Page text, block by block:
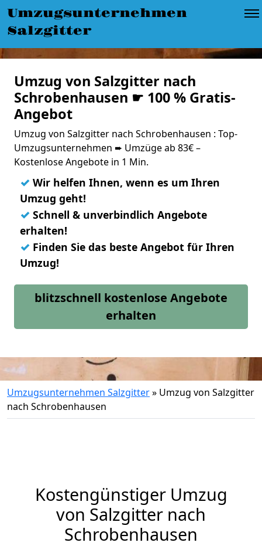
Umzugsunternehmen
Salzgitter
Umzug von Salzgitter nach
Schrobenhausen ☛ 100 % Gratis-
Angebot
Umzug von Salzgitter nach Schrobenhausen : Top-
Umzugsunternehmen ➨ Umzüge ab 83€ –
Kostenlose Angebote in 1 Min.
✓ Wir helfen Ihnen, wenn es um Ihren
Umzug geht!
✓ Schnell & unverbindlich Angebote
erhalten!
✓ Finden Sie das beste Angebot für Ihren
Umzug!
blitzschnell kostenlose Angebote
erhalten
Umzugsunternehmen Salzgitter» Umzug von Salzgitter
nach Schrobenhausen
Kostengünstiger Umzug
von Salzgitter nach
Schrobenhausen